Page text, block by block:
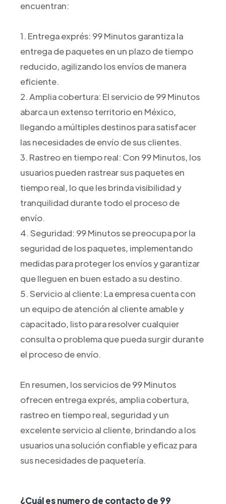
encuentran:
1. Entrega exprés: 99 Minutos garantiza la
entrega de paquetes en un plazo de tiempo
reducido, agilizando los envíos de manera
eficiente.
2. Amplia cobertura: El servicio de 99 Minutos
abarca un extenso territorio en México,
llegando a múltiples destinos para satisfacer
las necesidades de envío de sus clientes.
3. Rastreo en tiempo real: Con 99 Minutos, los
usuarios pueden rastrear sus paquetes en
tiempo real, lo que les brinda visibilidad y
tranquilidad durante todo el proceso de
envío.
4. Seguridad: 99 Minutos se preocupa por la
seguridad de los paquetes, implementando
medidas para proteger los envíos y garantizar
que lleguen en buen estado a su destino.
5. Servicio al cliente: La empresa cuenta con
un equipo de atención al cliente amable y
capacitado, listo para resolver cualquier
consulta o problema que pueda surgir durante
el proceso de envío.
En resumen, los servicios de 99 Minutos
ofrecen entrega exprés, amplia cobertura,
rastreo en tiempo real, seguridad y un
excelente servicio al cliente, brindando a los
usuarios una solución confiable y eficaz para
sus necesidades de paquetería.
¿Cuál es numero de contacto de 99